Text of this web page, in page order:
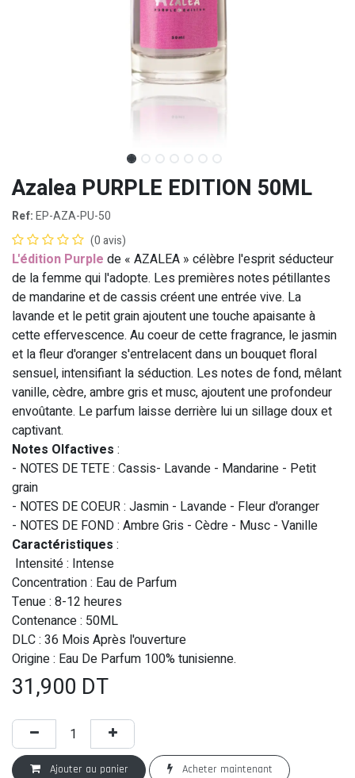
Azalea PURPLE EDITION 50ML
Ref:EP-AZA-PU-50
(0 avis)
L'édition Purple de « AZALEA » célèbre l'esprit séducteur
de la femme qui l'adopte. Les premières notes pétillantes
de mandarine et de cassis créent une entrée vive. La
lavande et le petit grain ajoutent une touche apaisante à
cette effervescence. Au coeur de cette fragrance, le jasmin
et la fleur d'oranger s'entrelacent dans un bouquet floral
sensuel, intensifiant la séduction. Les notes de fond, mêlant
vanille, cèdre, ambre gris et musc, ajoutent une profondeur
envoûtante. Le parfum laisse derrière lui un sillage doux et
captivant.
Notes Olfactives :
- NOTES DE TETE : Cassis- Lavande - Mandarine - Petit
grain
- NOTES DE COEUR : Jasmin - Lavande - Fleur d'oranger
- NOTES DE FOND : Ambre Gris - Cèdre - Musc - Vanille
Caractéristiques :
Intensité : Intense
Concentration : Eau de Parfum
Tenue : 8-12 heures
Contenance : 50ML
DLC : 36 Mois Après l'ouverture
Origine : Eau De Parfum 100% tunisienne.
31,900 DT
Ajouter au panier Acheter maintenant